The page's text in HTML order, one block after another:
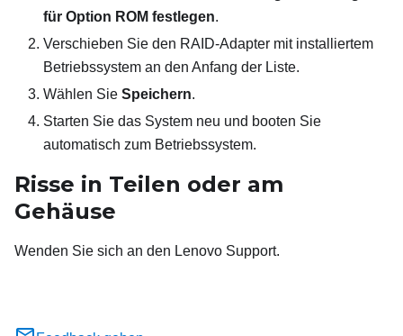
für Option ROM festlegen.
Verschieben Sie den RAID-Adapter mit installiertem
Betriebssystem an den Anfang der Liste.
Wählen Sie Speichern.
Starten Sie das System neu und booten Sie
automatisch zum Betriebssystem.
Risse in Teilen oder am
Gehäuse
Wenden Sie sich an den Lenovo Support.